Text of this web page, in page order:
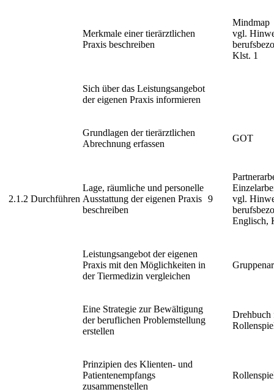
Merkmale einer tierärztlichen
Praxis beschreiben
Mindmap
vgl.
Klst. 1
Sich über das Leistungsangebot
der eigenen Praxis informieren
Grundlagen der tierärztlichen
Abrechnung erfassen
GOT
2.1.2 Durchführen
Lage, räumliche und personelle
Ausstattung der eigenen Praxis
beschreiben
9
vgl.
Englisch,
Leistungsangebot der eigenen
Praxis mit den Möglichkeiten in
der Tiermedizin vergleichen
Eine Strategie zur Bewältigung
der beruflichen Problemstellung
erstellen
Drehbuch
Prinzipien des Klienten- und
Patientenempfangs
zusammenstellen